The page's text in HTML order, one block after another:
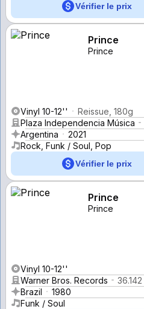
Vérifier le prix
Prince
Prince
Vinyl 10-12''
Reissue, 180g
Plaza Independencia Música
Argentina
2021
Rock, Funk / Soul, Pop
Vérifier le prix
Prince
Prince
Vinyl 10-12''
Warner Bros. Records
36.142
Brazil
1980
Funk / Soul